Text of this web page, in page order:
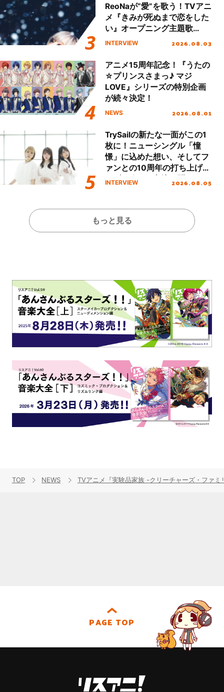
ReoNaが“愛”を歌う！TVアニ
メ『きみが死ぬまで恋をした
い』オープニング主題歌
「Amore」インタビュー
INTERVIEW 2026.08.03
アニメ15周年記念！『うたの
☆プリンスさまっ♪ マジ
LOVE』シリーズの特別企画
が続々決定！
NEWS 2026.08.01
TrySailの新たな一面がこの1
枚に！ニューシングル「憧
憬」に込めた想い、そしてフ
ァンとの10周年の打ち上げラ
イブを終えた心境を聞いた。
INTERVIEW 2026.08.05
もっと見る
TOP NEWS TVアニメ『実験品家族 -クリーチャーズ・ファ
PAGE TOP